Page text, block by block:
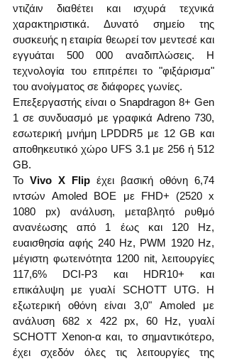
ντιζάιν διαθέτει και ισχυρά τεχνικά
χαρακτηριστικά. Δυνατό σημείο της
συσκευής η εταιρία θεωρεί τον μεντεσέ και
εγγυάται 500 000 αναδιπλώσεις. Η
τεχνολογία του επιτρέπει το "φιξάρισμα"
του ανοίγματος σε διάφορες γωνίες.
Επεξεργαστής είναι ο Snapdragon 8+ Gen
1 σε συνδυασμό με γραφικά Adreno 730,
εσωτερική μνήμη LPDDR5 με 12 GB και
αποθηκευτικό χώρο UFS 3.1 με 256 ή 512
GB.
Το Vivo X Flip έχει βασική οθόνη 6,74
ιντσών Amoled BOE με FHD+ (2520 x
1080 px) ανάλυση, μεταβλητό ρυθμό
ανανέωσης από 1 έως και 120 Hz,
ευαισθησία αφής 240 Hz, PWM 1920 Hz,
μέγιστη φωτεινότητα 1200 nit, λειτουργίες
117,6% DCI-P3 και HDR10+ και
επικάλυψη με γυαλί SCHOTT UTG. Η
εξωτερική οθόνη είναι 3,0" Amoled με
ανάλυση 682 x 422 px, 60 Hz, γυαλί
SCHOTT Xenon-α και, το σημαντικότερο,
έχει σχεδόν όλες τις λειτουργίες της